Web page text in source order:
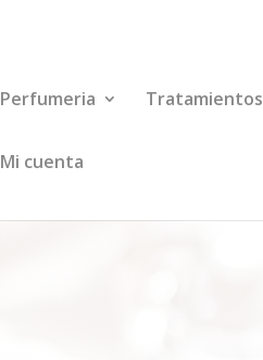
Perfumeria Tratamientos
Mi cuenta